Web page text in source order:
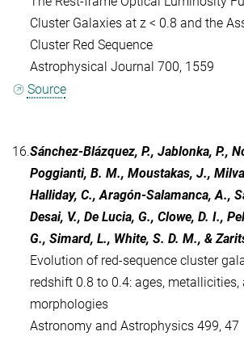
Cluster Galaxies at z < 0.8 and the
Cluster Red Sequence
Astrophysical Journal 700, 1559
Source
16.Sánchez-Blázquez, P., Jablonka, P.,
Poggianti, B. M., Moustakas, J.,
Halliday, C., Aragón-Salamanca, A.,
Desai, V., De Lucia, G., Clowe, D. I.,
G., Simard, L., White, S. D. M., &
Evolution of red-sequence cluster
redshift 0.8 to 0.4: ages, metallicities,
morphologies
Astronomy and Astrophysics 499, 47